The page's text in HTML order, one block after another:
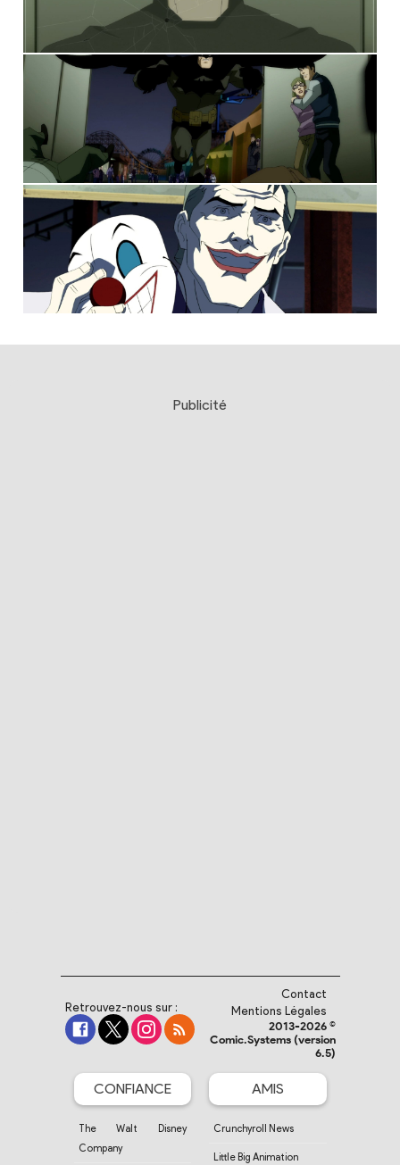
Publicité
Retrouvez-nous sur :
Contact
Mentions Légales
2013-2026 ©
Comic.Systems (version
6.5)
CONFIANCE
The Walt Disney
Company
AMIS
Crunchyroll News
Little Big Animation